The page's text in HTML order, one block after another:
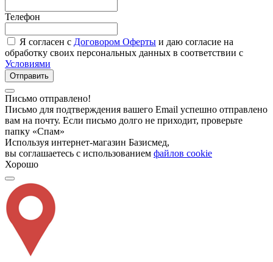
Телефон
Я согласен с Договором Оферты и даю согласие на
обработку своих персональных данных в соответствии с
Условиями
Отправить
Письмо отправлено!
Письмо для подтверждения вашего Email успешно отправлено
вам на почту. Если письмо долго не приходит, проверьте
папку «Спам»
Используя интернет-магазин Базисмед,
вы соглашаетесь с использованием файлов cookie
Хорошо